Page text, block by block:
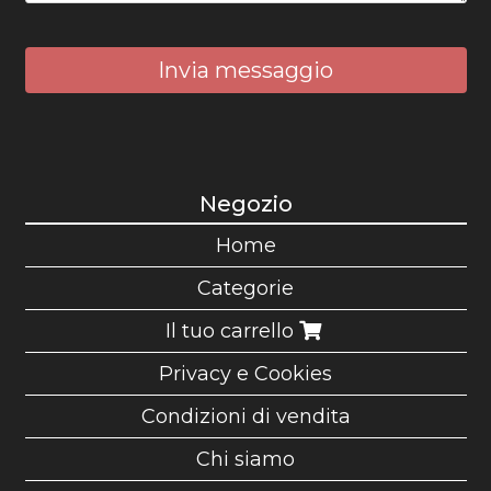
Invia messaggio
Negozio
Home
Categorie
Il tuo carrello
Privacy e Cookies
Condizioni di vendita
Chi siamo